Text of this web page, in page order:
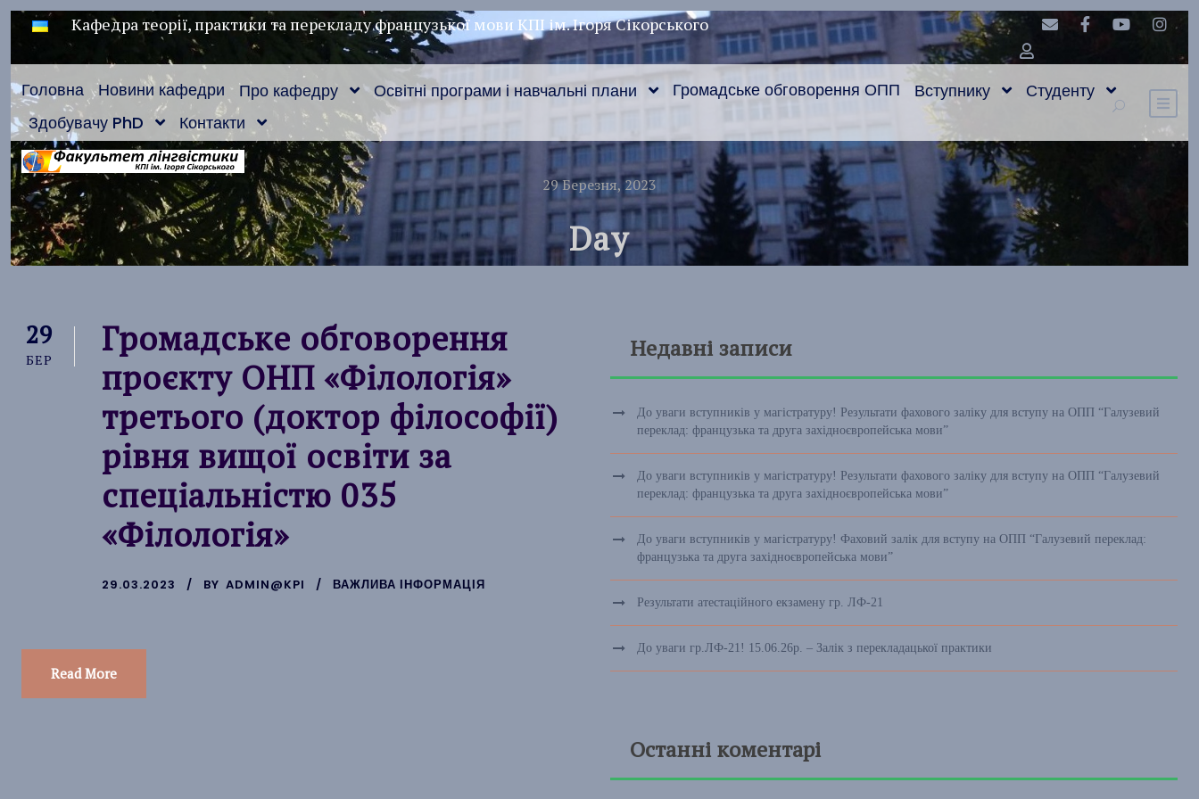
Кафедра теорії, практики та перекладу французької мови КПІ ім. Ігоря Сікорського
Головна Новини кафедри Про кафедру Освітні програми і навчальні плани Громадське обговорення ОПП Вступнику
Студенту
Здобувачу PhD
Контакти
29 Березня, 2023
Day
29
БЕР
Громадське обговорення
проєкту ОНП «Філологія»
третього (доктор філософії)
рівня вищої освіти за
спеціальністю 035
«Філологія»
29.03.2023 BY ADMIN@KPI ВАЖЛИВА ІНФОРМАЦІЯ
Read More
Недавні записи
До уваги вступників у магістратуру! Результати фахового заліку для вступу на ОПП “Галузевий
переклад: французька та друга західноєвропейська мови”
До уваги вступників у магістратуру! Результати фахового заліку для вступу на ОПП “Галузевий
переклад: французька та друга західноєвропейська мови”
До уваги вступників у магістратуру! Фаховий залік для вступу на ОПП “Галузевий переклад:
французька та друга західноєвропейська мови”
Результати атестаційного екзамену гр. ЛФ-21
До уваги гр.ЛФ-21! 15.06.26р. – Залік з перекладацької практики
Останні коментарі